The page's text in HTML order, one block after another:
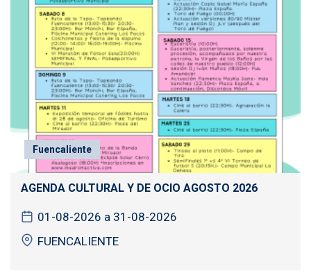
Fuencaliente
AGENDA CULTURAL Y DE OCIO AGOSTO 2026
01-08-2026 a 31-08-2026
FUENCALIENTE